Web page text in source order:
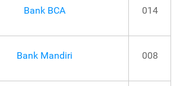
Bank BCA 014
Bank Mandiri 008